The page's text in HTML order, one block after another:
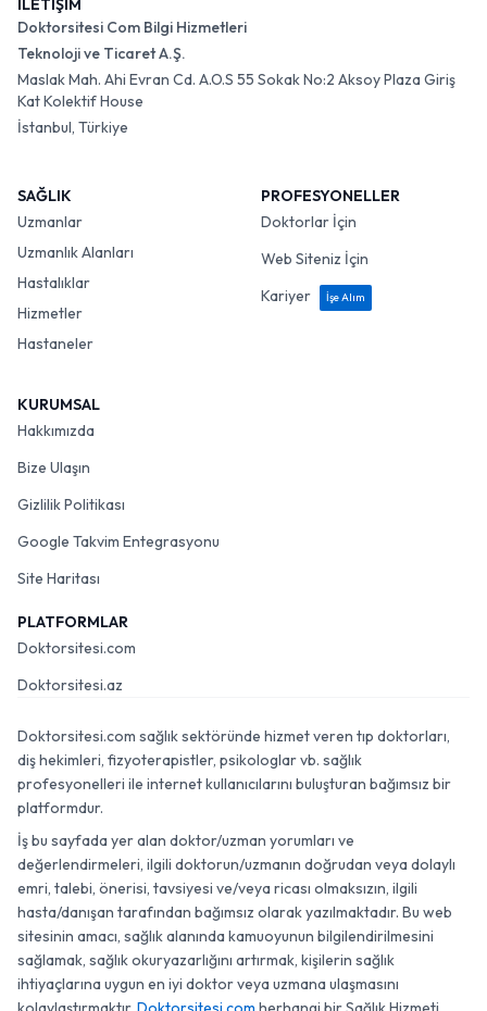
İLETİŞİM
Doktorsitesi Com Bilgi Hizmetleri
Teknoloji ve Ticaret A.Ş.
Maslak Mah. Ahi Evran Cd. A.O.S 55 Sokak No:2 Aksoy Plaza Giriş
Kat Kolektif House
İstanbul, Türkiye
SAĞLIK
Uzmanlar
Uzmanlık Alanları
Hastalıklar
Hizmetler
Hastaneler
PROFESYONELLER
Doktorlar İçin
Web Siteniz İçin
Kariyer
İşe Alım
KURUMSAL
Hakkımızda
Bize Ulaşın
Gizlilik Politikası
Google Takvim Entegrasyonu
Site Haritası
PLATFORMLAR
Doktorsitesi.com
Doktorsitesi.az
Doktorsitesi.com sağlık sektöründe hizmet veren tıp doktorları,
diş hekimleri, fizyoterapistler, psikologlar vb. sağlık
profesyonelleri ile internet kullanıcılarını buluşturan bağımsız bir
platformdur.
İş bu sayfada yer alan doktor/uzman yorumları ve
değerlendirmeleri, ilgili doktorun/uzmanın doğrudan veya dolaylı
emri, talebi, önerisi, tavsiyesi ve/veya ricası olmaksızın, ilgili
hasta/danışan tarafından bağımsız olarak yazılmaktadır. Bu web
sitesinin amacı, sağlık alanında kamuoyunun bilgilendirilmesini
sağlamak, sağlık okuryazarlığını artırmak, kişilerin sağlık
ihtiyaçlarına uygun en iyi doktor veya uzmana ulaşmasını